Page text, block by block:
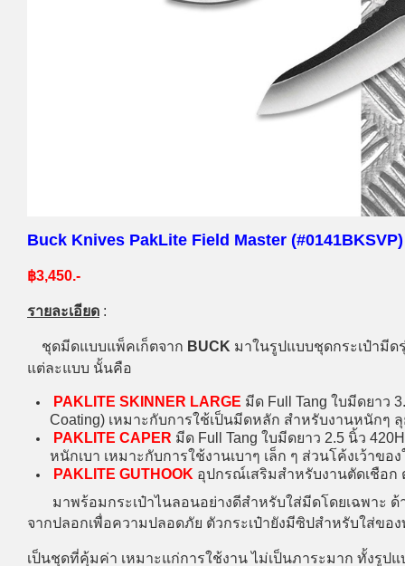
Buck Knives PakLite Field Master
฿3,450.-
รายละเอียด :
ชุดมีดแบบแพ็คเก็ตจาก BUCK มาในรูปแบบชุดกระเป๋ามี
แต่ละแบบ นั้นคือ
PAKLITE SKINNER LARGE มีด Full Tang ใบมีดยาว
Coating) เหมาะกับการใช้เป็นมีดหลัก สำหรับงานหนักๆ ลุ
PAKLITE CAPER มีด Full Tang ใบมีดยาว 2.5 นิ้ว
หนักเบา เหมาะกับการใช้งานเบาๆ เล็ก ๆ ส่วนโค้งเว้าข
PAKLITE GUTHOOK อุปกรณ์เสริมสำหรับงานตัดเชือก
มาพร้อมกระเป๋าไนลอนอย่างดีสำหรับใส่มีดโดยเฉพาะ
จากปลอกเพื่อความปลอดภัย ตัวกระเป๋ายังมีซิปสำหรับใส่ข
เป็นชุดที่คุ้มค่า เหมาะแก่การใช้งาน ไม่เป็นภาระมาก ทั้งรูป